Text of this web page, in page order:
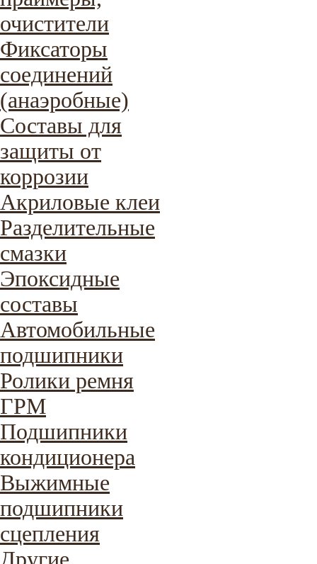
очистители
Фиксаторы
соединений
(анаэробные)
Составы для
защиты от
коррозии
Акриловые клеи
Разделительные
смазки
Эпоксидные
составы
Автомобильные
подшипники
Ролики ремня
ГРМ
Подшипники
кондиционера
Выжимные
подшипники
сцепления